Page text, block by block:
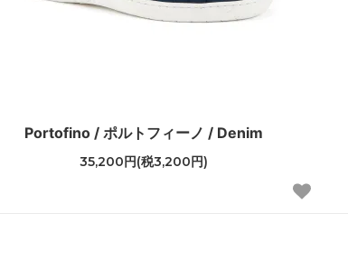
Portofino / ポルトフィーノ / Denim
35,200円(税3,200円)